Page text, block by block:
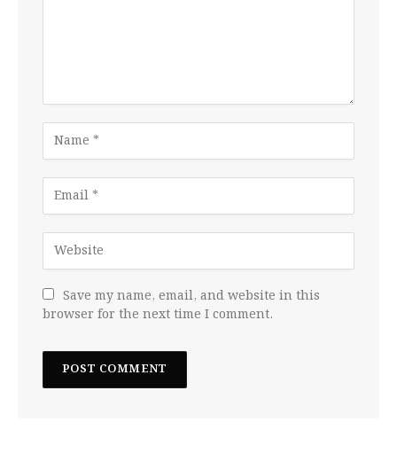
Save my name, email, and website in this
browser for the next time I comment.